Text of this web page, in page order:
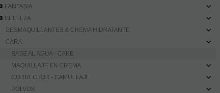
FANTASIA
BELLEZA
DESMAQUILLANTES & CREMA HIDRATANTE
CARA
BASE AL AGUA - CAKE
MAQUILLAJE EN CREMA
CORRECTOR - CAMUFLAJE
POLVOS